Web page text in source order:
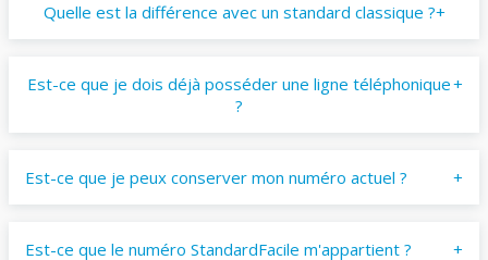
Quelle est la différence avec un standard classique ?
Est-ce que je dois déjà posséder une ligne téléphonique
?
Est-ce que je peux conserver mon numéro actuel ?
Est-ce que le numéro StandardFacile m'appartient ?